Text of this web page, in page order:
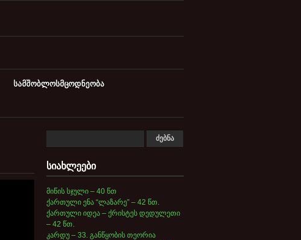
სამშობლოსმცოდნეობა
სიახლეები
მიწის სჯული – 40 წთ
ქართული ენა “ლაზარე” – 42 წთ.
ქართული იდეა – ქრისტეს დედულეთი
– 42 წთ.
კარდუ – 33. განწყობის თეორია